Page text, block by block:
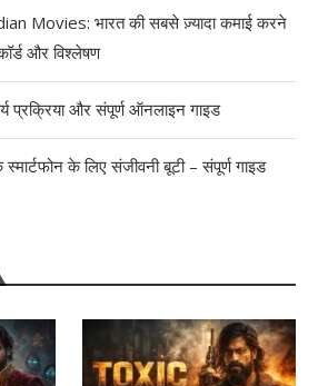
Movies: भारत की सबसे ज़्यादा कमाई करने
और विश्लेषण
प्रक्रिया और संपूर्ण ऑनलाइन गाइड
के लिए संजीवनी बूटी – संपूर्ण गाइड